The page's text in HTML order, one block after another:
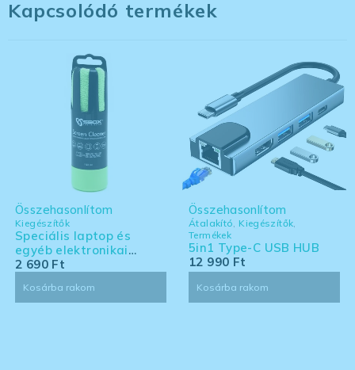
Kapcsolódó termékek
Kiegészítők
Speciális laptop és
egyéb elektronikai
eszköz tisztító készlet -
Összehasonlítom
2 690 Ft
Kosárba rakom
Átalakító Kiegészítők
Termékek
5in1 Type-C USB HUB
Összehasonlítom
12 990 Ft
Kosárba rakom